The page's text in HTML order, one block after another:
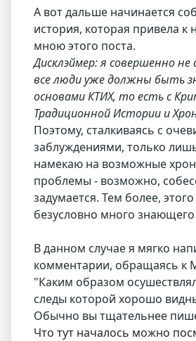
А вот дальше начинается
история, которая привела к
мною этого поста.
Дисклэймер: я совершенно
все люди уже должны быть
основами КТИХ, то есть с
Традиционной Истории и
Поэтому, сталкиваясь с
заблуждениями, только
намекаю на возможные
проблемы - возможно,
задумается. Тем более,
безусловно много знающего
В данном случае я мягко
комментарии, обращаясь к
"Каким образом
следы которой хорошо
Обычно вы тщательнее
Что тут началось можно